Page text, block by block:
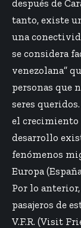
después de
tanto, existe
una
se considera
venezolana”
personas que
seres
el crecimiento
desarrollo
fenómenos
Europa
Por lo
pasajeros de
V.F.R. (Visit